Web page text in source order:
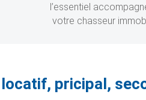
l’essentiel
votre chasseur
pricipal,